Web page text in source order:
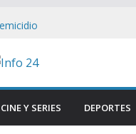
por
CINE Y SERIES DEPORTES